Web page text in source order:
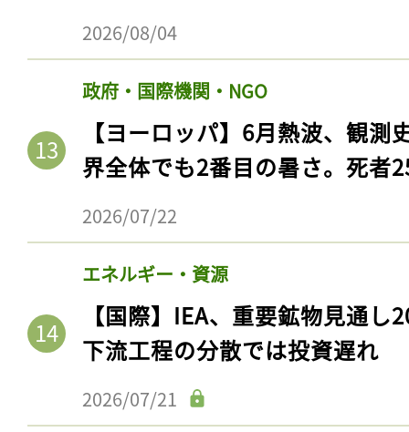
2026/08/04
政府・国際機関・NGO
【ヨーロッパ】6月熱波、観
界全体でも2番目の暑さ。死者
2026/07/22
エネルギー・資源
【国際】IEA、重要鉱物見通
下流工程の分散では投資遅れ
2026/07/21